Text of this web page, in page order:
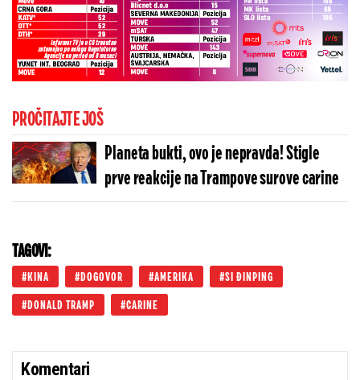
PROČITAJTE JOŠ
Planeta bukti, ovo je nepravda! Stigle
prve reakcije na Trampove surove carine
TAGOVI:
KINA DOGOVOR AMERIKA SI ĐINPING
DONALD TRAMP CARINE
Komentari